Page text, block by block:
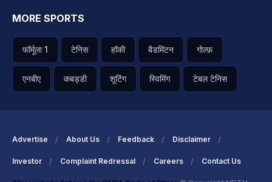
MORE SPORTS
फॉर्मूला 1 टेनिस हॉकी बैडमिंटन गोल्फ़
एनबीए कबड्डी शूटिंग स्विमिंग टेबल टेनिस
Advertise About Us Feedback Disclaimer
Investor Complaint Redressal Careers Contact Us